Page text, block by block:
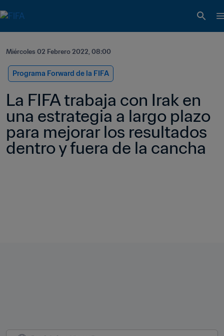
Miércoles 02 Febrero 2022, 08:00
Programa Forward de la FIFA
La FIFA trabaja con Irak en
una estrategia a largo plazo
para mejorar los resultados
dentro y fuera de la cancha